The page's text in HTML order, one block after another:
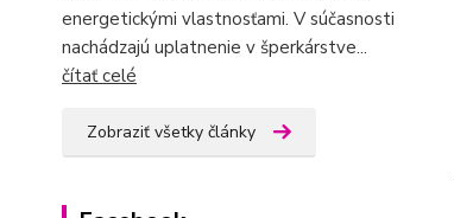
energetickými vlastnosťami. V súčasnosti
nachádzajú uplatnenie v šperkárstve...
čítať celé
Zobraziť všetky články